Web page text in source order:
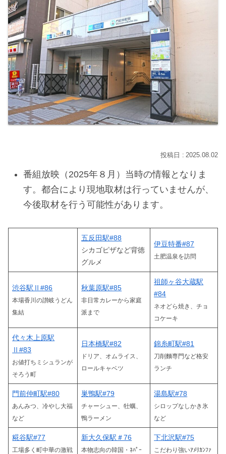
2025.08.02
番組放映（2025年８月）当時の情報となりま
す。都合により現地取材は行っていませんが、
今後取材を行う可能性があります。
五反田駅#88
シカゴピザなど背徳
グルメ
伊豆特番#87
土肥温泉を訪問
渋谷駅Ⅱ#86
本場香川の讃岐うどん
集結
秋葉原駅#85
非日常カレーから家庭
派まで
祖師ヶ谷大蔵駅
#84
ネオどら焼き、チョ
コケーキ
代々木上原駅
Ⅱ#83
お値打ちミシュランが
そろう町
日本橋駅#82
ドリア、オムライス、
ロールキャベツ
錦糸町駅#81
刀削麵専門など格安
ランチ
門前仲町駅#80
あんみつ、冷やし大福
など
巣鴨駅#79
チャーシュー、牡蠣、
鴨ラーメン
湯島駅#78
シロップなしかき氷
など
糀谷駅#77
工場多く町中華の激戦
新大久保駅＃76
本物志向の韓国・ﾈﾊﾟｰ
下北沢駅#75
こだわり強いｱﾒﾘｶﾝﾌｧ